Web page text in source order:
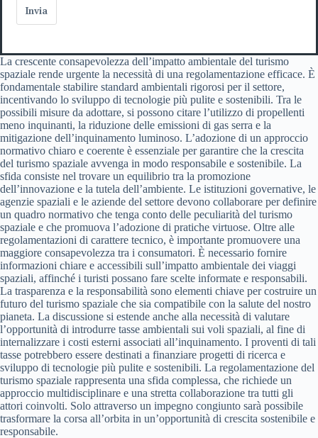
Invia
La crescente consapevolezza dell’impatto ambientale del turismo
spaziale rende urgente la necessità di una regolamentazione efficace. È
fondamentale stabilire standard ambientali rigorosi per il settore,
incentivando lo sviluppo di tecnologie più pulite e sostenibili. Tra le
possibili misure da adottare, si possono citare l’utilizzo di propellenti
meno inquinanti, la riduzione delle emissioni di gas serra e la
mitigazione dell’inquinamento luminoso. L’adozione di un approccio
normativo chiaro e coerente è essenziale per garantire che la crescita
del turismo spaziale avvenga in modo responsabile e sostenibile. La
sfida consiste nel trovare un equilibrio tra la promozione
dell’innovazione e la tutela dell’ambiente. Le istituzioni governative, le
agenzie spaziali e le aziende del settore devono collaborare per definire
un quadro normativo che tenga conto delle peculiarità del turismo
spaziale e che promuova l’adozione di pratiche virtuose. Oltre alle
regolamentazioni di carattere tecnico, è importante promuovere una
maggiore consapevolezza tra i consumatori. È necessario fornire
informazioni chiare e accessibili sull’impatto ambientale dei viaggi
spaziali, affinché i turisti possano fare scelte informate e responsabili.
La trasparenza e la responsabilità sono elementi chiave per costruire un
futuro del turismo spaziale che sia compatibile con la salute del nostro
pianeta. La discussione si estende anche alla necessità di valutare
l’opportunità di introdurre tasse ambientali sui voli spaziali, al fine di
internalizzare i costi esterni associati all’inquinamento. I proventi di tali
tasse potrebbero essere destinati a finanziare progetti di ricerca e
sviluppo di tecnologie più pulite e sostenibili. La regolamentazione del
turismo spaziale rappresenta una sfida complessa, che richiede un
approccio multidisciplinare e una stretta collaborazione tra tutti gli
attori coinvolti. Solo attraverso un impegno congiunto sarà possibile
trasformare la corsa all’orbita in un’opportunità di crescita sostenibile e
responsabile.